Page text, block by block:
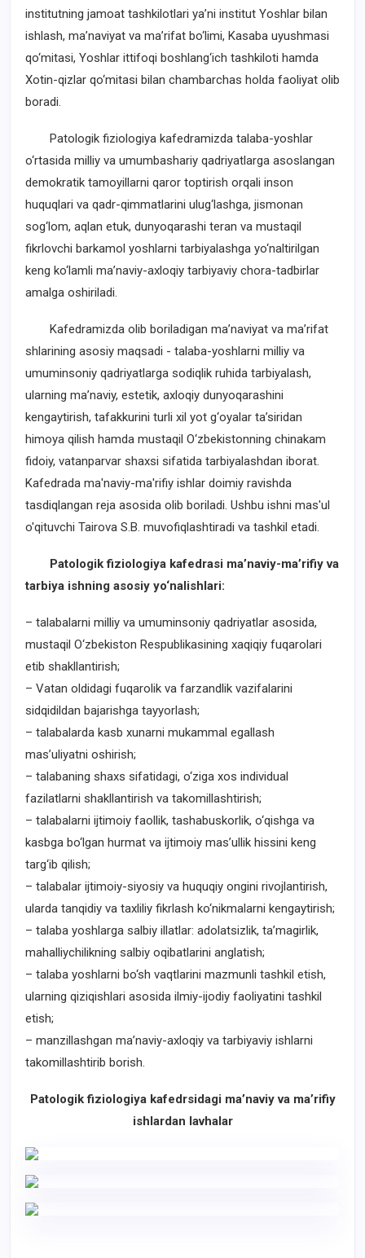
institutning jamoat tashkilotlari ya’ni institut Yoshlar bilan
ishlash, ma’naviyat va ma’rifat bo‘limi, Kasaba uyushmasi
qo‘mitasi, Yoshlar ittifoqi boshlang‘ich tashkiloti hamda
Xotin-qizlar qo‘mitasi bilan chambarchas holda faoliyat olib
boradi.
Patologik fiziologiya kafedramizda talaba-yoshlar
o‘rtasida milliy va umumbashariy qadriyatlarga asoslangan
demokratik tamoyillarni qaror toptirish orqali inson
huquqlari va qadr-qimmatlarini ulug‘lashga, jismonan
sog‘lom, aqlan etuk, dunyoqarashi teran va mustaqil
fikrlovchi barkamol yoshlarni tarbiyalashga yo‘naltirilgan
keng ko‘lamli ma’naviy-axloqiy tarbiyaviy chora-tadbirlar
amalga oshiriladi.
Kafedramizda olib boriladigan ma’naviyat va ma’rifat
shlarining asosiy maqsadi - talaba-yoshlarni milliy va
umuminsoniy qadriyatlarga sodiqlik ruhida tarbiyalash,
ularning ma’naviy, estetik, axloqiy dunyoqarashini
kengaytirish, tafakkurini turli xil yot g‘oyalar ta’siridan
himoya qilish hamda mustaqil O‘zbekistonning chinakam
fidoiy, vatanparvar shaxsi sifatida tarbiyalashdan iborat.
Kafedrada ma'naviy-ma'rifiy ishlar doimiy ravishda
tasdiqlangan reja asosida olib boriladi. Ushbu ishni mas'ul
o'qituvchi Tairova S.B. muvofiqlashtiradi va tashkil etadi.
Patologik fiziologiya kafedrasi ma’naviy-ma’rifiy va
tarbiya ishning asosiy yo‘nalishlari:
– talabalarni milliy va umuminsoniy qadriyatlar asosida,
mustaqil O‘zbekiston Respublikasining xaqiqiy fuqarolari
etib shakllantirish;
– Vatan oldidagi fuqarolik va farzandlik vazifalarini
sidqidildan bajarishga tayyorlash;
– talabalarda kasb xunarni mukammal egallash
mas’uliyatni oshirish;
– talabaning shaxs sifatidagi, o‘ziga xos individual
fazilatlarni shakllantirish va takomillashtirish;
– talabalarni ijtimoiy faollik, tashabuskorlik, o‘qishga va
kasbga bo‘lgan hurmat va ijtimoiy mas’ullik hissini keng
targ‘ib qilish;
– talabalar ijtimoiy-siyosiy va huquqiy ongini rivojlantirish,
ularda tanqidiy va taxliliy fikrlash ko‘nikmalarni kengaytirish;
– talaba yoshlarga salbiy illatlar: adolatsizlik, ta’magirlik,
mahalliychilikning salbiy oqibatlarini anglatish;
– talaba yoshlarni bo‘sh vaqtlarini mazmunli tashkil etish,
ularning qiziqishlari asosida ilmiy-ijodiy faoliyatini tashkil
etish;
– manzillashgan ma’naviy-axloqiy va tarbiyaviy ishlarni
takomillashtirib borish.
Patologik fiziologiya kafedrsidagi ma’naviy va ma’rifiy
ishlardan lavhalar